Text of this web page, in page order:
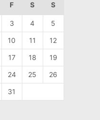
F S S
3 4 5
10 11 12
17 18 19
24 25 26
31